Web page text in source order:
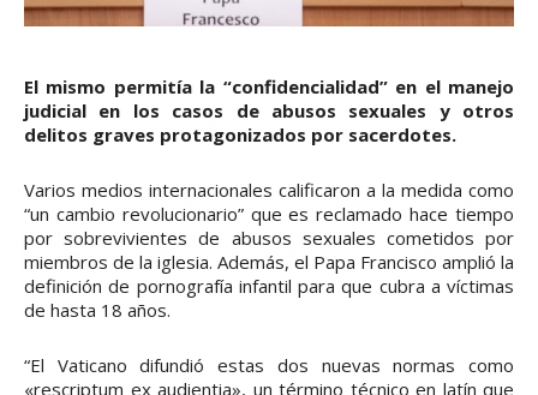
El mismo permitía la “confidencialidad” en el manejo
judicial en los casos de abusos sexuales y otros
delitos graves protagonizados por sacerdotes.
Varios medios internacionales calificaron a la medida como
“un cambio revolucionario” que es reclamado hace tiempo
por sobrevivientes de abusos sexuales cometidos por
miembros de la iglesia. Además, el Papa Francisco amplió la
definición de pornografía infantil para que cubra a víctimas
de hasta 18 años.
“El Vaticano difundió estas dos nuevas normas como
«rescriptum ex audientia», un término técnico en latín que